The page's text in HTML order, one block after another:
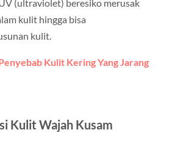
(ultraviolet) beresiko merusak
kulit hingga bisa
kulit.
Kulit Kering Yang Jarang
Kulit Wajah Kusam